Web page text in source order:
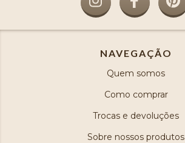
NAVEGAÇÃO
Quem somos
Como comprar
Trocas e devoluções
Sobre nossos produtos